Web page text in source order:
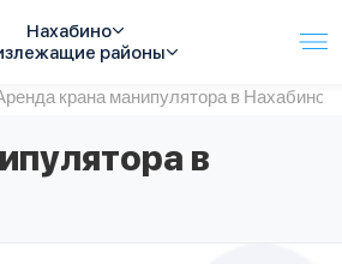
Нахабино
районы
крана манипулятора в Нахабино
в